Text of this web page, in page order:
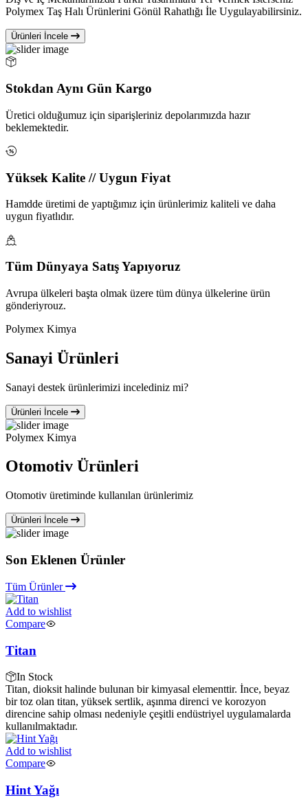
Polymex Taş Halı Ürünlerini Gönül Rahatlığı İle Uygulayabilirsiniz.
Ürünleri İncele
Stokdan Aynı Gün Kargo
Üretici olduğumuz için siparişleriniz depolarımızda hazır
beklemektedir.
Yüksek Kalite // Uygun Fiyat
Hamdde üretimi de yaptığımız için ürünlerimiz kaliteli ve daha
uygun fiyatlıdır.
Tüm Dünyaya Satış Yapıyoruz
Avrupa ülkeleri başta olmak üzere tüm dünya ülkelerine ürün
gönderiyrouz.
Polymex Kimya
Sanayi Ürünleri
Sanayi destek ürünlerimizi incelediniz mi?
Ürünleri İncele
Polymex Kimya
Otomotiv Ürünleri
Otomotiv üretiminde kullanılan ürünlerimiz
Ürünleri İncele
Son Eklenen Ürünler
Tüm Ürünler
Add to wishlist
Compare
Titan
In Stock
Titan, dioksit halinde bulunan bir kimyasal elementtir. İnce, beyaz
bir toz olan titan, yüksek sertlik, aşınma direnci ve korozyon
direncine sahip olması nedeniyle çeşitli endüstriyel uygulamalarda
kullanılmaktadır.
Add to wishlist
Compare
Hint Yağı